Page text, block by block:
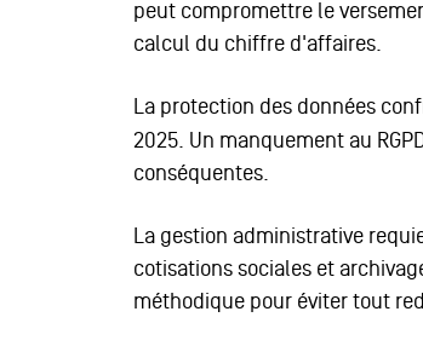
peut compromettre le
calcul du chiffre d'affaires.
La protection des données
2025. Un manquement au
conséquentes.
La gestion administrative
cotisations sociales et
méthodique pour éviter tout